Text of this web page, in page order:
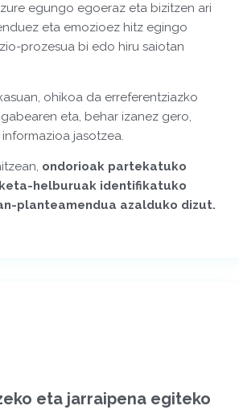
egungo egoeraz eta bizitzen ari
eta emozioez hitz egingo
prozesua bi edo hiru saiotan
ohikoa da erreferentziazko
eta, behar izanez gero,
jasotzea.
ondorioak partekatuko
helburuak identifikatuko
planteamendua azalduko dizut.
eta jarraipena egiteko